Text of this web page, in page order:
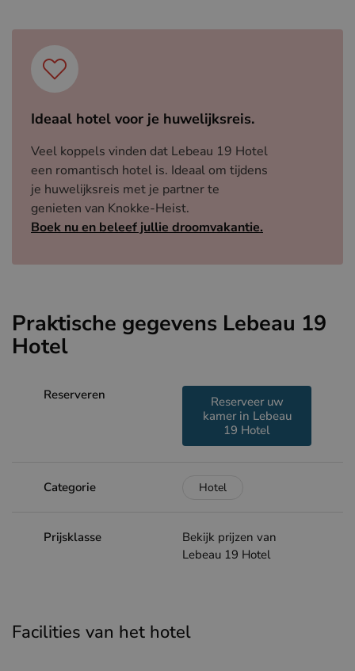
Ideaal hotel voor je huwelijksreis.
Veel koppels vinden dat Lebeau 19 Hotel
een romantisch hotel is. Ideaal om tijdens
je huwelijksreis met je partner te
genieten van Knokke-Heist.
Boek nu en beleef jullie droomvakantie.
Praktische gegevens Lebeau 19
Hotel
Reserveren
Reserveer uw
kamer in Lebeau
19 Hotel
Categorie Hotel
Prijsklasse
Bekijk prijzen van
Lebeau 19 Hotel
Facilities van het hotel